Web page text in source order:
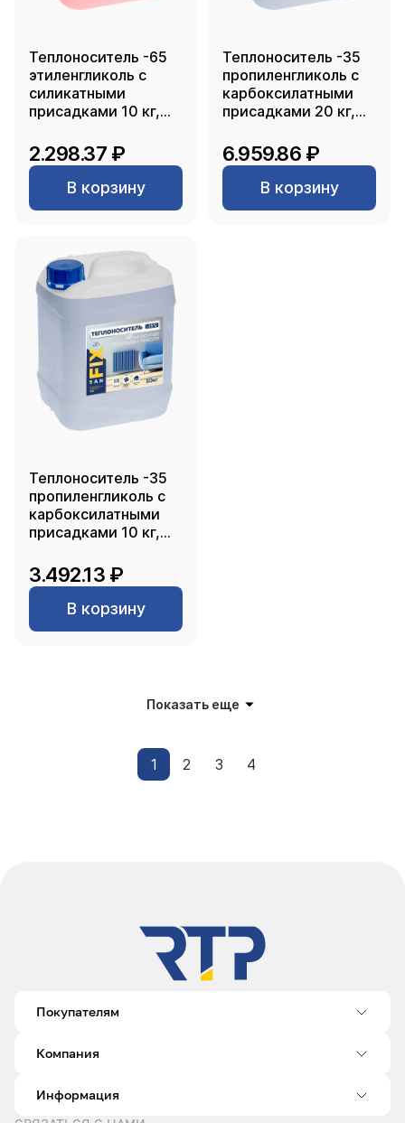
Теплоноситель -65
этиленгликоль с
силикатными
присадками 10 кг,
2.298.37 ₽
В корзину
Теплоноситель -35
пропиленгликоль с
карбоксилатными
присадками 20 кг,
6.959.86 ₽
В корзину
Теплоноситель -35
пропиленгликоль с
карбоксилатными
присадками 10 кг,
3.492.13 ₽
В корзину
Показать еще
1 2 3 4
Покупателям
Компания
Информация